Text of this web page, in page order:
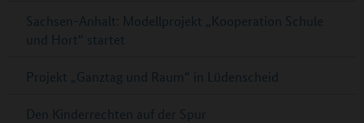
Sachsen-Anhalt: Modellprojekt „Kooperation Schule
und Hort“ startet
Projekt „Ganztag und Raum“ in Lüdenscheid
Den Kinderrechten auf der Spur